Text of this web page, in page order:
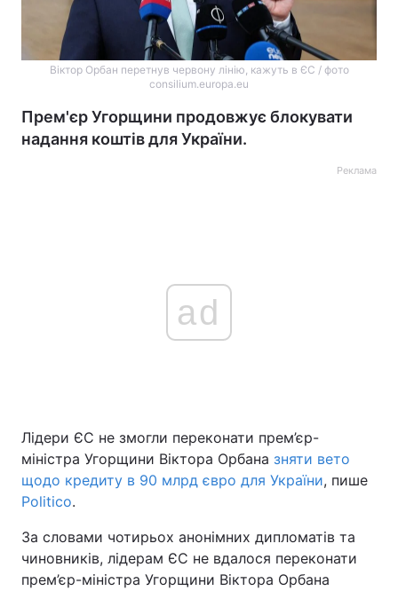
Україна Політика
Економіка
Спорт Наука
Техно і зв'язок Лайт
Віктор Орбан перетнув червону лінію, кажуть в ЄС / фото
consilium.europa.eu
Прем'єр Угорщини продовжує блокувати
надання коштів для України.
Реклама
ad
Лідери ЄС не змогли переконати прем’єр-
міністра Угорщини Віктора Орбана зняти вето
щодо кредиту в 90 млрд євро для України, пише
Politico.
За словами чотирьох анонімних дипломатів та
чиновників, лідерам ЄС не вдалося переконати
прем’єр-міністра Угорщини Віктора Орбана